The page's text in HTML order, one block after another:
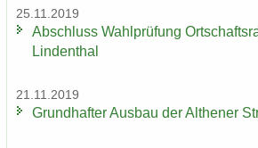
25.11.2019
Ab­schluss Wahl­prü­fung
Lindenthal
21.11.2019
Grund­haf­ter Aus­bau der Alt­he­ner